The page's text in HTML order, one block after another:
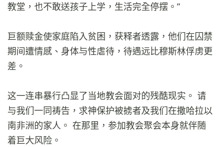
教堂，也不敢送孩子上学，生活完全停摆。”
巨额赎金使家庭陷入贫困，获释者透露，他们在囚禁
期间遭情感、身体与性虐待，待遇远比穆斯林俘虏更
差。
这一连串暴行凸显了当地教会面对的残酷现实。 请
与我们一同祷告，求神保护被掳者及我们在撒哈拉以
南非洲的家人。 在那里，参加教会聚会本身就伴随
着巨大风险。